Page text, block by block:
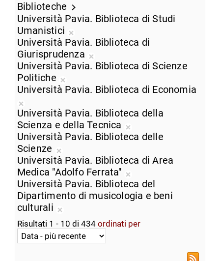
corrente
ricerca
Biblioteche
Università Pavia. Biblioteca di Studi
Umanistici
Rimuovi
dalla
ricerca
Università Pavia. Biblioteca di
Giurisprudenza
Rimuovi
ricerca
Università Pavia. Biblioteca di Scienze
Politiche
Rimuovi
ricerca
corrente
Università Pavia. Biblioteca di Economia
Rimuovi
dalla
ricerca
corrente
Università Pavia. Biblioteca della
Scienza e della Tecnica
Rimuovi
ricerca
corrente
Università Pavia. Biblioteca delle
Scienze
Rimuovi
dalla
ricerca
corrente
Università Pavia. Biblioteca di Area
Medica "Adolfo Ferrata"
Rimuovi
dalla
Università Pavia. Biblioteca del
Dipartimento di musicologia e beni
culturali
Rimuovi
dalla
ricerca
Risultati 1 - 10 di 434 ordinati per
RSS